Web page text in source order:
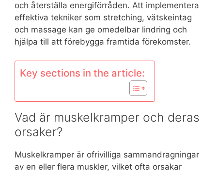
och återställa energiförråden. Att implementera
effektiva tekniker som stretching, vätskeintag
och massage kan ge omedelbar lindring och
hjälpa till att förebygga framtida förekomster.
Key sections in the article:
Vad är muskelkramper och deras
orsaker?
Muskelkramper är ofrivilliga sammandragningar
av en eller flera muskler, vilket ofta orsakar